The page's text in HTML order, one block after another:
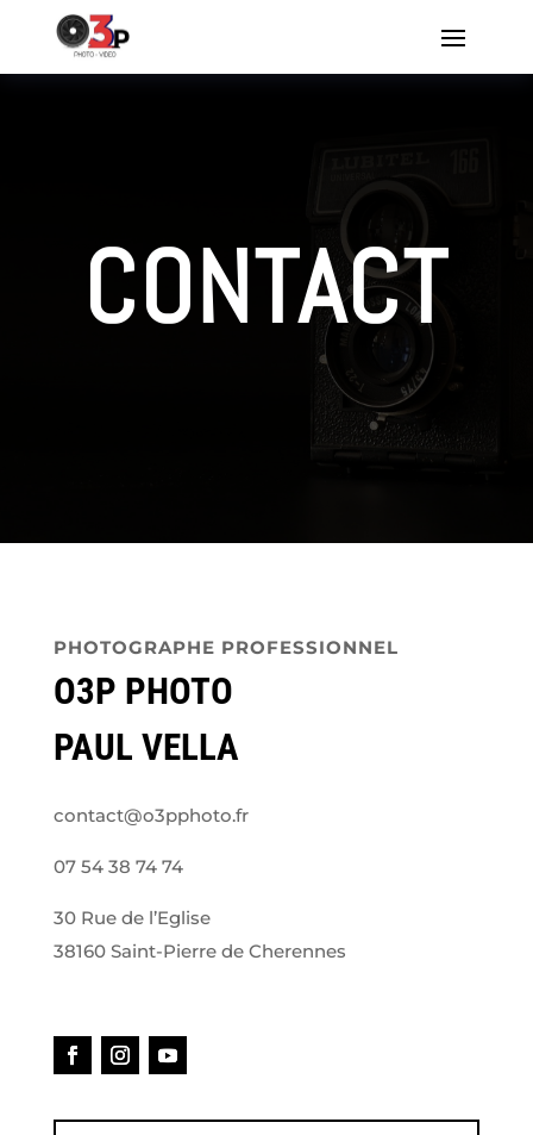
CONTACT
PHOTOGRAPHE PROFESSIONNEL
O3P PHOTO
PAUL VELLA
contact@o3pphoto.fr
07 54 38 74 74
30 Rue de l’Eglise
38160 Saint-Pierre de Cherennes